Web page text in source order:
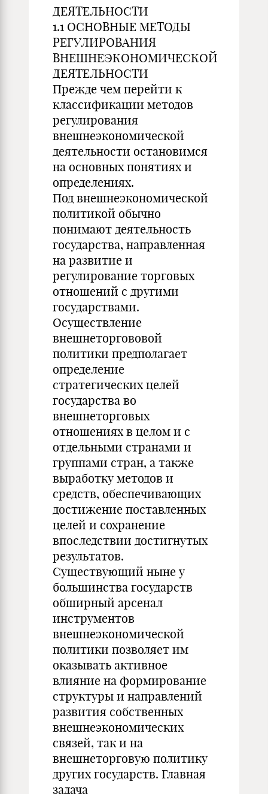
ДЕЯТЕЛЬНОСТИ
1.1 ОСНОВНЫЕ МЕТОДЫ
РЕГУЛИРОВАНИЯ
ВНЕШНЕЭКОНОМИЧЕСКОЙ
ДЕЯТЕЛЬНОСТИ
Прежде чем перейти к
классификации методов
регулирования
внешнеэкономической
деятельности остановимся
на основных понятиях и
определениях.
Под внешнеэкономической
политикой обычно
понимают деятельность
государства, направленная
на развитие и
регулирование торговых
отношений с другими
государствами.
Осуществление
внешнеторгововой
политики предполагает
определение
стратегических целей
государства во
внешнеторговых
отношениях в целом и с
отдельными странами и
группами стран, а также
выработку методов и
средств, обеспечивающих
достижение поставленных
целей и сохранение
впоследствии достигнутых
результатов.
Существующий ныне у
большинства государств
обширный арсенал
инструментов
внешнеэкономической
политики позволяет им
оказывать активное
влияние на формирование
структуры и направлений
развития собственных
внешнеэкономических
связей, так и на
внешнеторговую политику
других государств. Главная
задача